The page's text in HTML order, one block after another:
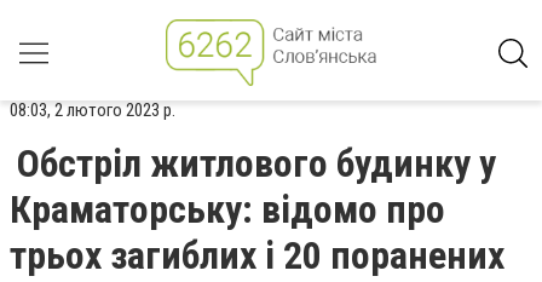
08:03, 2 лютого 2023 р.
Обстріл житлового будинку у
Краматорську: відомо про
трьох загиблих і 20 поранених